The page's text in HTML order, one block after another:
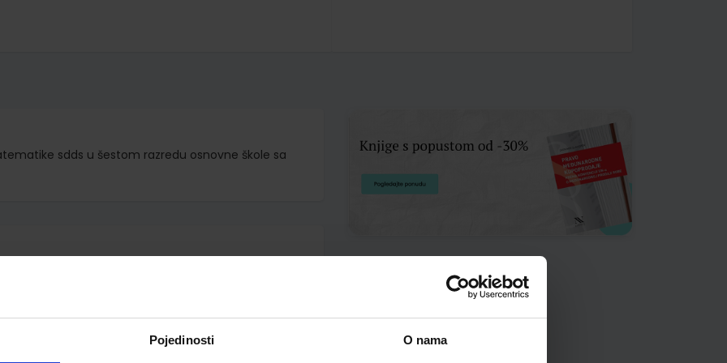
Pojedinosti O nama
sdds u šestom razredu osnovne škole sa
Boroš Brkić Kuliš Rodiger Zvelf